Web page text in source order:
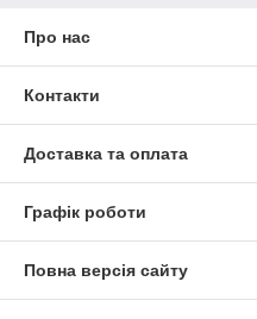
Про нас
Контакти
Доставка та оплата
Графік роботи
Повна версія сайту